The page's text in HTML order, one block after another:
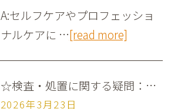
A:セルフケアやプロフェッショ
ナルケアに …[read more]
☆検査・処置に関する疑問：Q;スケ一リングで歯(歯冠および歯根)の表面は影響を受ける?
2026年3月23日